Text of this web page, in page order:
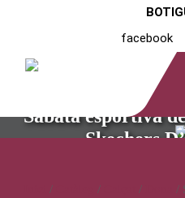
facebook
Sabata esportiva
Skechers
/ / /
/